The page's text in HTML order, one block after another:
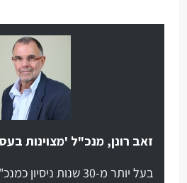
זאב רונן, מנכ"ל 'מצוינות
בעל יותר מ-30 שנות